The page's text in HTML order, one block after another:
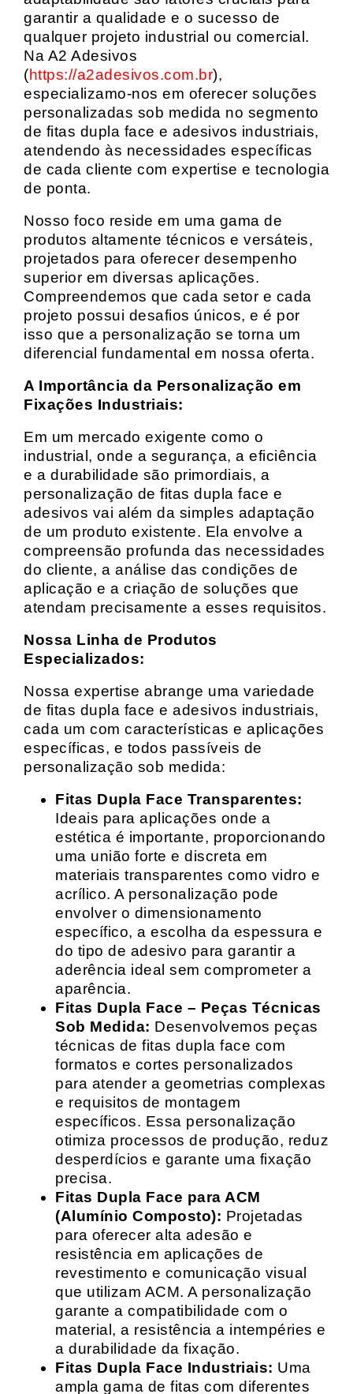
garantir a qualidade e o sucesso de
qualquer projeto industrial ou comercial.
Na A2 Adesivos
(https://a2adesivos.com.br),
especializamo-nos em oferecer soluções
personalizadas sob medida no segmento
de fitas dupla face e adesivos industriais,
atendendo às necessidades específicas
de cada cliente com expertise e tecnologia
de ponta.
Nosso foco reside em uma gama de
produtos altamente técnicos e versáteis,
projetados para oferecer desempenho
superior em diversas aplicações.
Compreendemos que cada setor e cada
projeto possui desafios únicos, e é por
isso que a personalização se torna um
diferencial fundamental em nossa oferta.
A Importância da Personalização em
Fixações Industriais:
Em um mercado exigente como o
industrial, onde a segurança, a eficiência
e a durabilidade são primordiais, a
personalização de fitas dupla face e
adesivos vai além da simples adaptação
de um produto existente. Ela envolve a
compreensão profunda das necessidades
do cliente, a análise das condições de
aplicação e a criação de soluções que
atendam precisamente a esses requisitos.
Nossa Linha de Produtos
Especializados:
Nossa expertise abrange uma variedade
de fitas dupla face e adesivos industriais,
cada um com características e aplicações
específicas, e todos passíveis de
personalização sob medida:
Fitas Dupla Face Transparentes:
Ideais para aplicações onde a
estética é importante, proporcionando
uma união forte e discreta em
materiais transparentes como vidro e
acrílico. A personalização pode
envolver o dimensionamento
específico, a escolha da espessura e
do tipo de adesivo para garantir a
aderência ideal sem comprometer a
aparência.
Fitas Dupla Face – Peças Técnicas
Sob Medida: Desenvolvemos peças
técnicas de fitas dupla face com
formatos e cortes personalizados
para atender a geometrias complexas
e requisitos de montagem
específicos. Essa personalização
otimiza processos de produção, reduz
desperdícios e garante uma fixação
precisa.
Fitas Dupla Face para ACM
(Alumínio Composto): Projetadas
para oferecer alta adesão e
resistência em aplicações de
revestimento e comunicação visual
que utilizam ACM. A personalização
garante a compatibilidade com o
material, a resistência a intempéries e
a durabilidade da fixação.
Fitas Dupla Face Industriais: Uma
ampla gama de fitas com diferentes